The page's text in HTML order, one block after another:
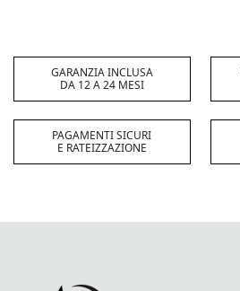
GARANZIA INCLUSA
DA 12 A 24 MESI
PAGAMENTI SICURI
E RATEIZZAZIONE